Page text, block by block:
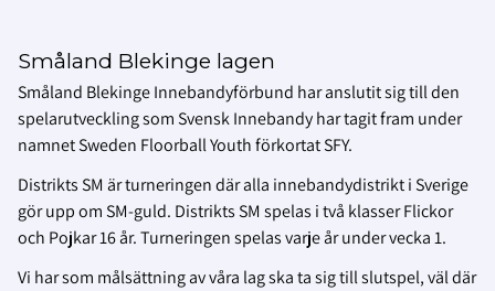
Småland Blekinge lagen
Småland Blekinge Innebandyförbund har anslutit sig till den
spelarutveckling som Svensk Innebandy har tagit fram under
namnet Sweden Floorball Youth förkortat SFY.
Distrikts SM är turneringen där alla innebandydistrikt i Sverige
gör upp om SM-guld. Distrikts SM spelas i två klasser Flickor
och Pojkar 16 år. Turneringen spelas varje år under vecka 1.
Vi har som målsättning av våra lag ska ta sig till slutspel, väl där